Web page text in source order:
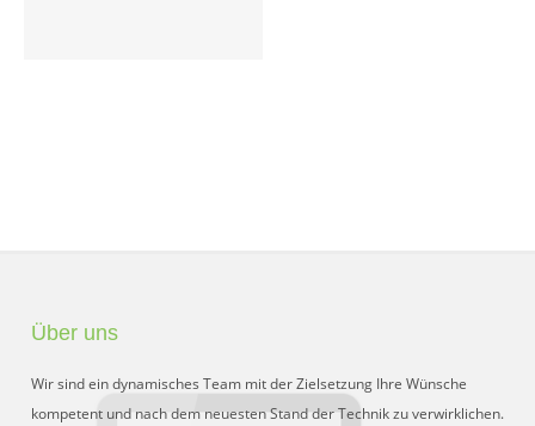
Über uns
Wir sind ein dynamisches Team mit der Zielsetzung Ihre Wünsche
kompetent und nach dem neuesten Stand der Technik zu verwirklichen.